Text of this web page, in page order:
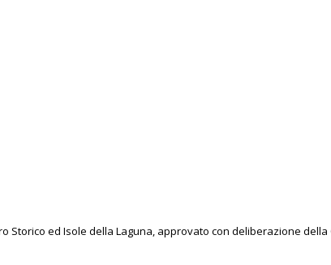
ed Isole della Laguna, approvato con deliberazione della